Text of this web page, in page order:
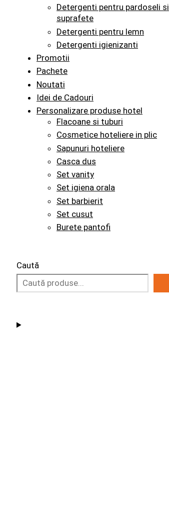
Detergenti pentru pardoseli si
suprafete
Detergenti pentru lemn
Detergenti igienizanti
Promotii
Pachete
Noutati
Idei de Cadouri
Personalizare produse hotel
Flacoane si tuburi
Cosmetice hoteliere in plic
Sapunuri hoteliere
Casca dus
Set vanity
Set igiena orala
Set barbierit
Set cusut
Burete pantofi
Caută